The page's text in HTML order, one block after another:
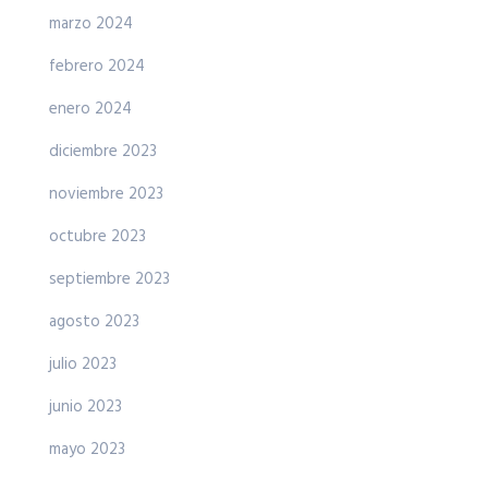
marzo 2024
febrero 2024
enero 2024
diciembre 2023
noviembre 2023
octubre 2023
septiembre 2023
agosto 2023
julio 2023
junio 2023
mayo 2023